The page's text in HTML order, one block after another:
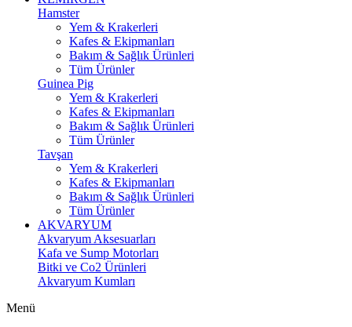
Hamster
Yem & Krakerleri
Kafes & Ekipmanları
Bakım & Sağlık Ürünleri
Tüm Ürünler
Guinea Pig
Yem & Krakerleri
Kafes & Ekipmanları
Bakım & Sağlık Ürünleri
Tüm Ürünler
Tavşan
Yem & Krakerleri
Kafes & Ekipmanları
Bakım & Sağlık Ürünleri
Tüm Ürünler
AKVARYUM
Akvaryum Aksesuarları
Kafa ve Sump Motorları
Bitki ve Co2 Ürünleri
Akvaryum Kumları
Menü